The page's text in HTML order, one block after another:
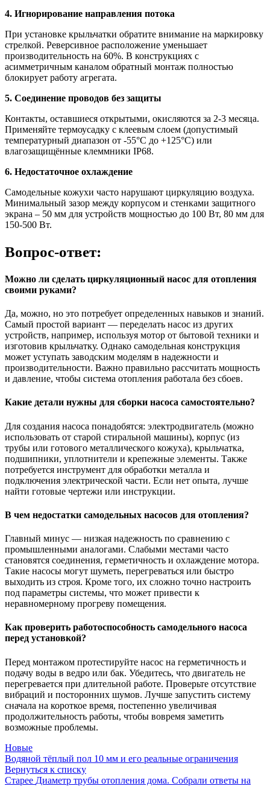
4. Игнорирование направления потока
При установке крыльчатки обратите внимание на маркировку
стрелкой. Реверсивное расположение уменьшает
производительность на 60%. В конструкциях с
асимметричным каналом обратный монтаж полностью
блокирует работу агрегата.
5. Соединение проводов без защиты
Контакты, оставшиеся открытыми, окисляются за 2-3 месяца.
Применяйте термоусадку с клеевым слоем (допустимый
температурный диапазон от -55°C до +125°C) или
влагозащищённые клеммники IP68.
6. Недостаточное охлаждение
Самодельные кожухи часто нарушают циркуляцию воздуха.
Минимальный зазор между корпусом и стенками защитного
экрана – 50 мм для устройств мощностью до 100 Вт, 80 мм для
150-500 Вт.
Вопрос-ответ:
Можно ли сделать циркуляционный насос для отопления
своими руками?
Да, можно, но это потребует определенных навыков и знаний.
Самый простой вариант — переделать насос из других
устройств, например, используя мотор от бытовой техники и
изготовив крыльчатку. Однако самодельная конструкция
может уступать заводским моделям в надежности и
производительности. Важно правильно рассчитать мощность
и давление, чтобы система отопления работала без сбоев.
Какие детали нужны для сборки насоса самостоятельно?
Для создания насоса понадобятся: электродвигатель (можно
использовать от старой стиральной машины), корпус (из
трубы или готового металлического кожуха), крыльчатка,
подшипники, уплотнители и крепежные элементы. Также
потребуется инструмент для обработки металла и
подключения электрической части. Если нет опыта, лучше
найти готовые чертежи или инструкции.
В чем недостатки самодельных насосов для отопления?
Главный минус — низкая надежность по сравнению с
промышленными аналогами. Слабыми местами часто
становятся соединения, герметичность и охлаждение мотора.
Такие насосы могут шуметь, перегреваться или быстро
выходить из строя. Кроме того, их сложно точно настроить
под параметры системы, что может привести к
неравномерному прогреву помещения.
Как проверить работоспособность самодельного насоса
перед установкой?
Перед монтажом протестируйте насос на герметичность и
подачу воды в ведро или бак. Убедитесь, что двигатель не
перегревается при длительной работе. Проверьте отсутствие
вибраций и посторонних шумов. Лучше запустить систему
сначала на короткое время, постепенно увеличивая
продолжительность работы, чтобы вовремя заметить
возможные проблемы.
Новые
Водяной тёплый пол 10 мм и его реальные ограничения
Вернуться к списку
Старее Диаметр трубы отопления дома. Собрали ответы на